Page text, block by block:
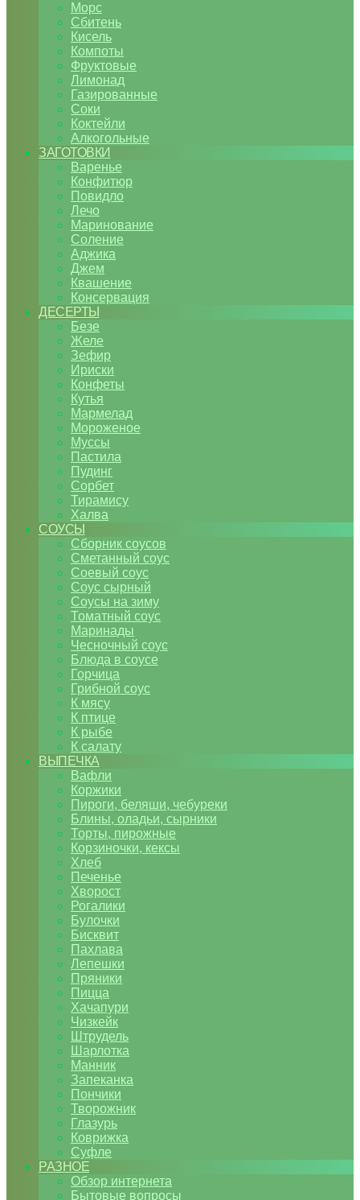
Морс
Сбитень
Кисель
Компоты
Фруктовые
Лимонад
Газированные
Соки
Коктейли
Алкогольные
ЗАГОТОВКИ
Варенье
Конфитюр
Повидло
Лечо
Маринование
Соление
Аджика
Джем
Квашение
Консервация
ДЕСЕРТЫ
Безе
Желе
Зефир
Ириски
Конфеты
Кутья
Мармелад
Мороженое
Муссы
Пастила
Пудинг
Сорбет
Тирамису
Халва
СОУСЫ
Сборник соусов
Сметанный соус
Соевый соус
Соус сырный
Соусы на зиму
Томатный соус
Маринады
Чесночный соус
Блюда в соусе
Горчица
Грибной соус
К мясу
К птице
К рыбе
К салату
ВЫПЕЧКА
Вафли
Коржики
Пироги, беляши, чебуреки
Блины, оладьи, сырники
Торты, пирожные
Корзиночки, кексы
Хлеб
Печенье
Хворост
Рогалики
Булочки
Бисквит
Пахлава
Лепешки
Пряники
Пицца
Хачапури
Чизкейк
Штрудель
Шарлотка
Манник
Запеканка
Пончики
Творожник
Глазурь
Коврижка
Суфле
РАЗНОЕ
Обзор интернета
Бытовые вопросы